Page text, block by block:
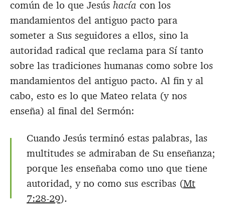
común de lo que Jesús hacía con los
mandamientos del antiguo pacto para
someter a Sus seguidores a ellos, sino la
autoridad radical que reclama para Sí tanto
sobre las tradiciones humanas como sobre los
mandamientos del antiguo pacto. Al fin y al
cabo, esto es lo que Mateo relata (y nos
enseña) al final del Sermón:
Cuando Jesús terminó estas palabras, las
multitudes se admiraban de Su enseñanza;
porque les enseñaba como uno que tiene
autoridad, y no como sus escribas (Mt
7:28-29).